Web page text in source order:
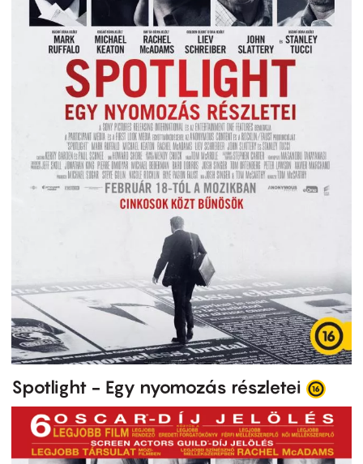
Spotlight - Egy nyomozás részletei